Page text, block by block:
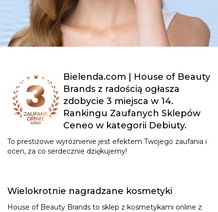
Bielenda.com | House of Beauty
Brands z radością ogłasza
zdobycie 3 miejsca w 14.
Rankingu Zaufanych Sklepów
Ceneo w kategorii Debiuty.
To prestiżowe wyróżnienie jest efektem Twojego zaufania i
ocen, za co serdecznie dziękujemy!
Wielokrotnie nagradzane kosmetyki
House of Beauty Brands to sklep z kosmetykami online z